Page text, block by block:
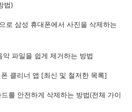
법)
로 삼성 휴대폰에서 사진을 삭제하는
파일을 쉽게 제거하는 방법
클리너 앱 [최신 및 철저한 목록]
를 안전하게 삭제하는 방법(전체 가이